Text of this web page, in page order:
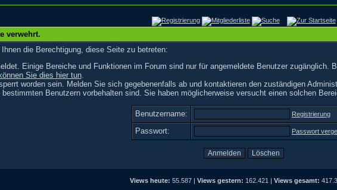
verwehrt.
die Berechtigung, diese Seite zu betreten:
Einige Bereiche und Funktionen im Forum sind nur für angemeldete Benutzer
Sie dies hier tun.
worden sein. Melden Sie sich gegebenenfalls ab und kontaktieren den zuständigen
Benutzern vorbehalten sind. Sie haben möglicherweise versucht einen solchen
Benutzername: Registrierung
Passwort: Passwort
Views heute: 55.587 | Views gestern: 162.421 | Views gesamt: